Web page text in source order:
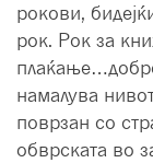
рокови,
рок. Рок за
намалува
поврзан со
обврската во